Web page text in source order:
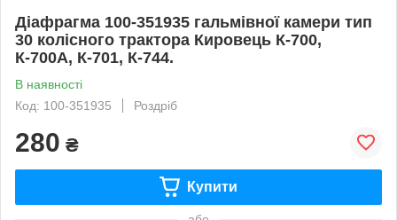
Діафрагма 100-351935 гальмівної камери тип
30 колісного трактора Кировець К-700,
К-700А, К-701, К-744.
В наявності
Код: 100-351935
Роздріб
280 ₴
Купити